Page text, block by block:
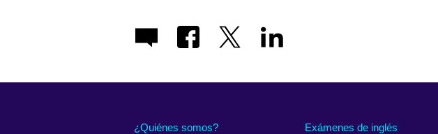
¿Quiénes somos? Exámenes de inglés